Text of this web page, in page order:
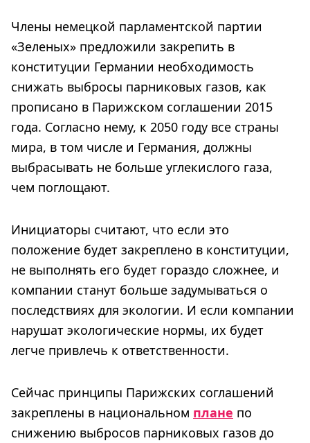
Члены немецкой парламентской партии
«Зеленых» предложили закрепить в
конституции Германии необходимость
снижать выбросы парниковых газов, как
прописано в Парижском соглашении 2015
года. Согласно нему, к 2050 году все страны
мира, в том числе и Германия, должны
выбрасывать не больше углекислого газа,
чем поглощают.
Инициаторы считают, что если это
положение будет закреплено в конституции,
не выполнять его будет гораздо сложнее, и
компании станут больше задумываться о
последствиях для экологии. И если компании
нарушат экологические нормы, их будет
легче привлечь к ответственности.
Сейчас принципы Парижских соглашений
закреплены в национальном плане по
снижению выбросов парниковых газов до